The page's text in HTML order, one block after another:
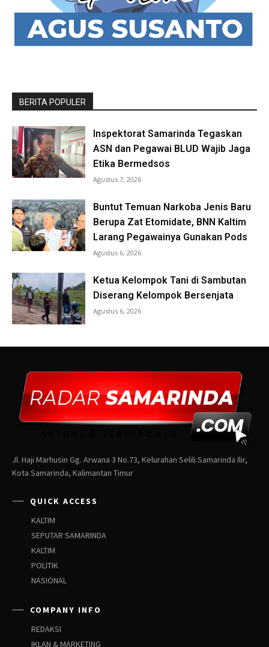
Jl. Haji Marhusin Gg. Arwana 3 No.73, Kelurahan Selili Samarinda Ilir,
Kota Samarinda, Kalimantan Timur
QUICK ACCESS
KALTIM
SEPUTAR SAMARINDA
KALTIM
POLITIK
NASIONAL
COMPANY INFO
REDAKSI
IKLAN & MARKETING